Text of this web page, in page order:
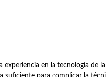
experiencia en la tecnología de
suficiente para complicar la